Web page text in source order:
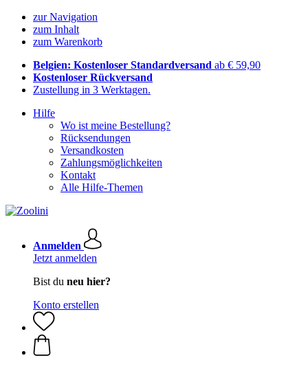
zur Navigation
zum Inhalt
zum Warenkorb
Belgien: Kostenloser Standardversand ab € 59,90
Kostenloser Rückversand
Zustellung in 3 Werktagen.
Hilfe
Wo ist meine Bestellung?
Rücksendungen
Versandkosten
Zahlungsmöglichkeiten
Kontakt
Alle Hilfe-Themen
Anmelden
Jetzt anmelden
Bist du neu hier?
Konto erstellen